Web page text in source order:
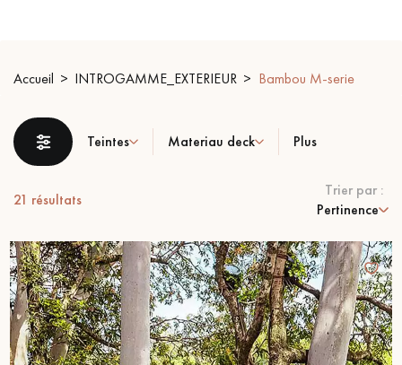
Nos conseillers sont disponibles au
Nos experts sont à votre disposition pour vous guider pas à
pas dans le choix et la pose de votre parquet.
Accueil INTROGAMME_EXTERIEUR Bambou M-serie
Teintes Materiau deck Plus
21 résultats
Trier par :
Pertinence